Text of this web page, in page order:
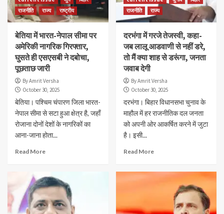
राजनीति
राज्य राष्ट्रीय
बेतिया में भारत-नेपाल सीमा पर
अमेरिकी नागरिक गिरफ्तार,
घुसते ही एसएसबी ने दबोचा,
पूछताछ जारी
By Amrit Versha
October 30, 2025
बेतिया। पश्चिम चंपारण जिला भारत-
नेपाल सीमा से सटा हुआ क्षेत्र है, जहाँ
रोजाना दोनों देशों के नागरिकों का
आना-जाना होता...
Read More
राजनीति
राज्य
दरभंगा में गरजे तेजस्वी, कहा-
जब लालू आडवाणी से नहीं डरे,
तो मैं क्या शाह से डरूंगा, जनता
जवाब देगी
By Amrit Versha
October 30, 2025
दरभंगा। बिहार विधानसभा चुनाव के
माहौल में हर राजनीतिक दल जनता
को अपनी ओर आकर्षित करने में जुटा
है। इसी...
Read More